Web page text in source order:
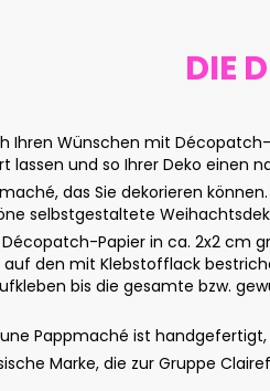
DIE
Ihren Wünschen mit
lassen und so Ihrer Deko einen
das Sie dekorieren
selbstgestaltete
Décopatch-Papier in ca. 2x2
auf den mit Klebstofflack
bis die gesamte bzw.
Pappmaché ist
Marke, die zur Gruppe